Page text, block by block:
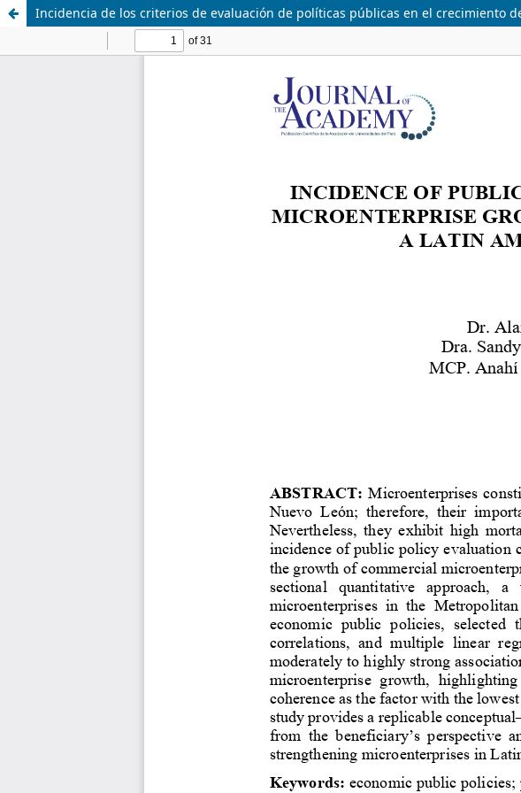
Incidencia de los criterios de evaluación de políticas públicas en el crecimiento